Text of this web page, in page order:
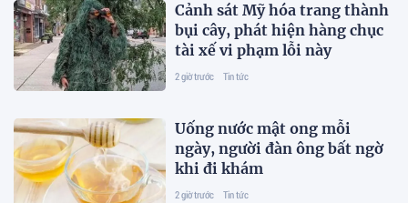
Cảnh sát Mỹ hóa trang thành
bụi cây, phát hiện hàng chục
tài xế vi phạm lỗi này
2 giờ trước Tin tức
Uống nước mật ong mỗi
ngày, người đàn ông bất ngờ
khi đi khám
2 giờ trước Tin tức